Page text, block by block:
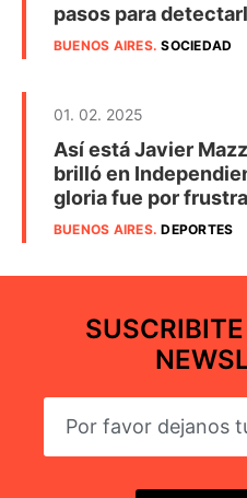
pasos para
BUENOS AIRES.SOCIEDAD
01. 02. 2025
Así está Javier
brilló en
gloria fue por
BUENOS AIRES.DEPORTES